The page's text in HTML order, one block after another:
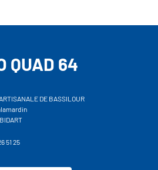
QUAD 64
DE BASSILOUR
51 25